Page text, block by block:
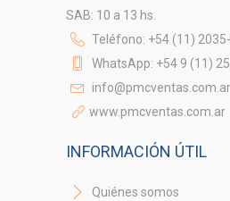
SAB: 10 a 13 hs.
Teléfono: +54 (11)
WhatsApp: +54 9 (11)
info@pmcventas.com.ar
www.pmcventas.com.ar
INFORMACIÓN ÚTIL
Quiénes somos